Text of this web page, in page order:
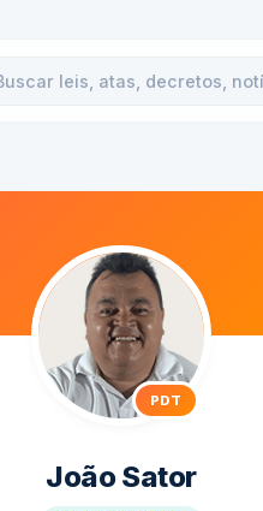
PDT
João Sator